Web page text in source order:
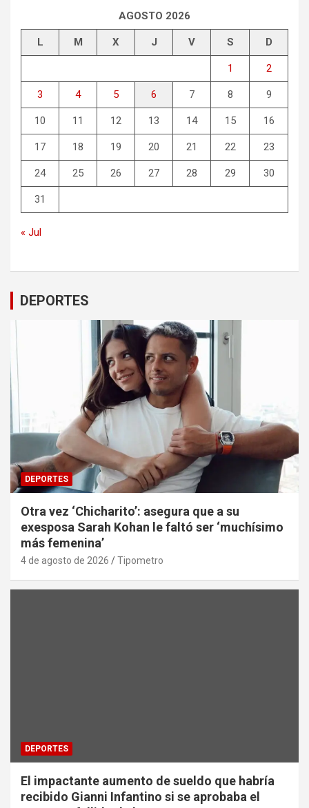
AGOSTO 2026
L M X J V S D
1 2
3 4 5 6 7 8 9
10 11 12 13 14 15 16
17 18 19 20 21 22 23
24 25 26 27 28 29 30
31
« Jul
DEPORTES
DEPORTES
Otra vez ‘Chicharito’: asegura que a su
exesposa Sarah Kohan le faltó ser ‘muchísimo
más femenina’
4 de agosto de 2026 Tipometro
DEPORTES
El impactante aumento de sueldo que habría
recibido Gianni Infantino si se aprobaba el